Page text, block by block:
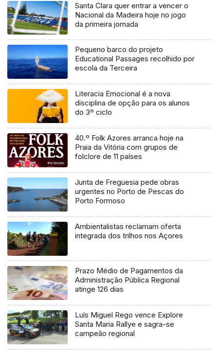
Santa Clara quer entrar a vencer o
Nacional da Madeira hoje no jogo
da primeira jornada
Pequeno barco do projeto
Educational Passages recolhido por
escola da Terceira
Literacia Emocional é a nova
disciplina de opção para os alunos
do 3º ciclo
40.º Folk Azores arranca hoje na
Praia da Vitória com grupos de
folclore de 11 países
Junta de Freguesia pede obras
urgentes no Porto de Pescas do
Porto Formoso
Ambientalistas reclamam oferta
integrada dos trilhos nos Açores
Prazo Médio de Pagamentos da
Administração Pública Regional
atinge 126 dias
Luís Miguel Rego vence Explore
Santa Maria Rallye e sagra-se
campeão regional